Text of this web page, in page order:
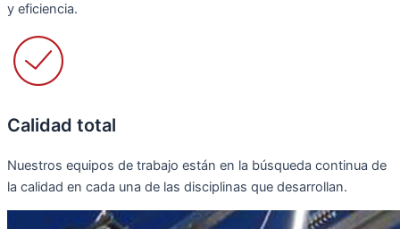
y eficiencia.
Calidad total
Nuestros equipos de trabajo están en la búsqueda continua de
la calidad en cada una de las disciplinas que desarrollan.